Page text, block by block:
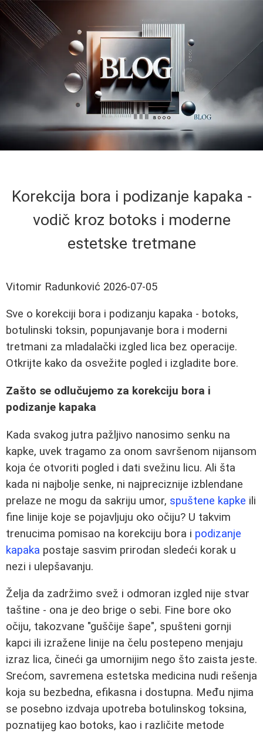
Korekcija bora i podizanje kapaka -
vodič kroz botoks i moderne
estetske tretmane
Vitomir Radunković 2026-07-05
Sve o korekciji bora i podizanju kapaka - botoks,
botulinski toksin, popunjavanje bora i moderni
tretmani za mladalački izgled lica bez operacije.
Otkrijte kako da osvežite pogled i izgladite bore.
Zašto se odlučujemo za korekciju bora i
podizanje kapaka
Kada svakog jutra pažljivo nanosimo senku na
kapke, uvek tragamo za onom savršenom nijansom
koja će otvoriti pogled i dati svežinu licu. Ali šta
kada ni najbolje senke, ni najpreciznije izblendane
prelaze ne mogu da sakriju umor, spuštene kapke ili
fine linije koje se pojavljuju oko očiju? U takvim
trenucima pomisao na korekciju bora i podizanje
kapaka postaje sasvim prirodan sledeći korak u
nezi i ulepšavanju.
Želja da zadržimo svež i odmoran izgled nije stvar
taštine - ona je deo brige o sebi. Fine bore oko
očiju, takozvane "guščije šape", spušteni gornji
kapci ili izražene linije na čelu postepeno menjaju
izraz lica, čineći ga umornijim nego što zaista jeste.
Srećom, savremena estetska medicina nudi rešenja
koja su bezbedna, efikasna i dostupna. Među njima
se posebno izdvaja upotreba botulinskog toksina,
poznatijeg kao botoks, kao i različite metode